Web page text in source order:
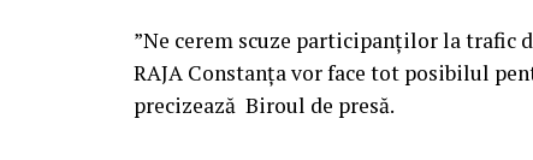
”Ne cerem scuze participanților la trafic
RAJA Constanța vor face tot posibilul
precizează Biroul de presă.